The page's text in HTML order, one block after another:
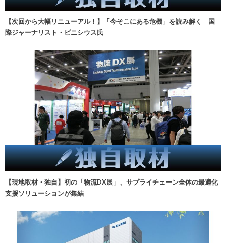
【次回から大幅リニューアル！】「今そこにある危機」を読み解く 国
際ジャーナリスト・ビニシウス氏
【現地取材・独自】初の「物流DX展」、サプライチェーン全体の最適化
支援ソリューションが集結